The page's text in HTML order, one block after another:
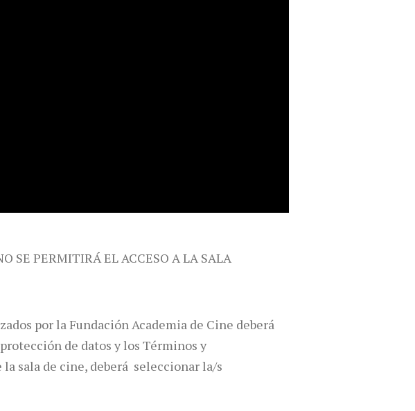
SE PERMITIRÁ EL ACCESO A LA SALA
por la Fundación Academia de Cine deberá
de datos y los Términos y
sala de cine, deberá seleccionar la/s